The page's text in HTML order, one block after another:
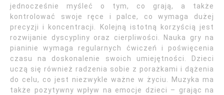
jednocześnie myśleć o tym, co grają, a także
kontrolować swoje ręce i palce, co wymaga dużej
precyzji i koncentracji. Kolejną istotną korzyścią jest
rozwijanie dyscypliny oraz cierpliwości. Nauka gry na
pianinie wymaga regularnych ćwiczeń i poświęcenia
czasu na doskonalenie swoich umiejętności. Dzieci
uczą się również radzenia sobie z porażkami i dążenia
do celu, co jest niezwykle ważne w życiu. Muzyka ma
także pozytywny wpływ na emocje dzieci – grając na